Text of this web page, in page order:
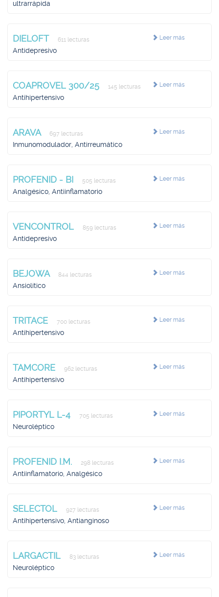
ultrarrápida
Leer más
DIELOFT 611 lecturas
Antidepresivo
Leer más
COAPROVEL 300/25 145 lecturas
Antihipertensivo
Leer más
ARAVA 697 lecturas
Inmunomodulador, Antirreumático
Leer más
PROFENID - BI 505 lecturas
Analgésico, Antiinflamatorio
Leer más
VENCONTROL 859 lecturas
Antidepresivo
Leer más
BEJOWA 844 lecturas
Ansiolítico
Leer más
TRITACE 700 lecturas
Antihipertensivo
Leer más
TAMCORE 962 lecturas
Antihipertensivo
Leer más
PIPORTYL L-4 705 lecturas
Neuroléptico
Leer más
PROFENID I.M. 298 lecturas
Antiinflamatorio, Analgésico
Leer más
SELECTOL 927 lecturas
Antihipertensivo, Antianginoso
Leer más
LARGACTIL 83 lecturas
Neuroléptico